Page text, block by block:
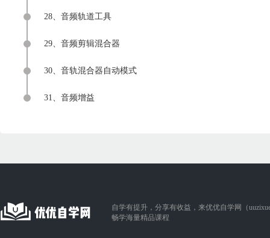
28、音频轨道工具
29、音频剪辑混合器
30、音轨混合器自动模式
31、音频增益
自学有提升，分享有收益，来优优自学网（
畅学海量精品课程